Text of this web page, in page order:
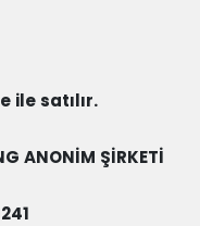
ile satılır.
ANONİM ŞİRKETİ